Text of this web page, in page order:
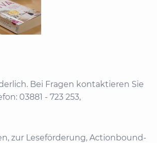
Bei Fragen kontaktieren Sie
03881 - 723 253,
zur Leseförderung, Actionbound-